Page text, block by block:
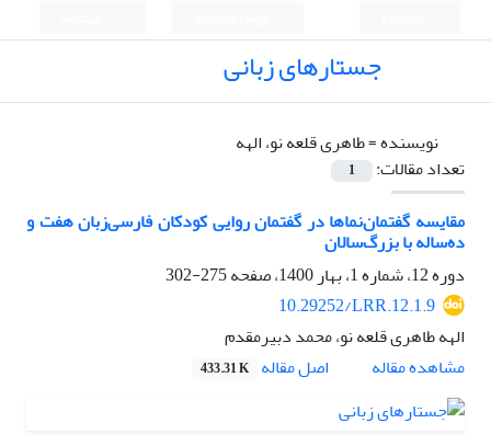
جستارهای زبانی
نویسنده =طاهری قلعه نو، الهه
تعداد مقالات:
1
مقایسه گفتمان‌نماها در گفتمان روایی کودکان فارسی‌زبان هفت و
ده‌ساله با بزرگ‌سالان
دوره 12، شماره 1، بهار 1400، صفحه
275-302
10.29252/LRR.12.1.9
الهه طاهری قلعه نو، محمد دبیرمقدم
مشاهده مقاله
اصل مقاله 433.31 K